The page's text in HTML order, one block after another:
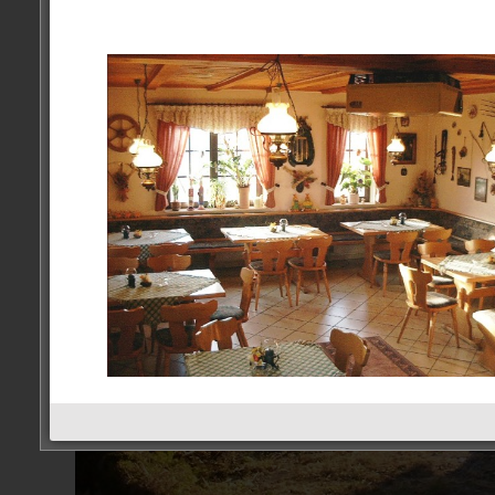
Öffnungszeiten
Unser Angebot
Willkommen
Links
Linkpartner
Anreise
«